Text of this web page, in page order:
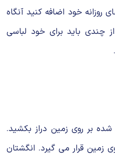
روزانه خود اضافه کنید آنگاه
باید برای خود لباسی
شده بر روی زمین دراز بکشید.
زمین قرار می گیرد. انگشتان